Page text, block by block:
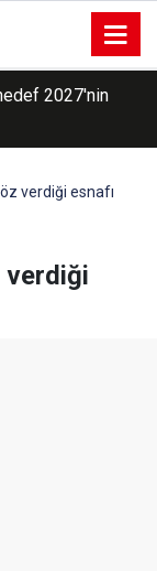
Müdürlüğü yeni
verdiği esnafı
verdiği